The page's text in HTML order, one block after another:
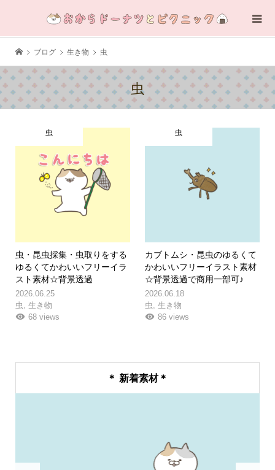
ブログ 生き物 虫
虫
虫
虫・昆虫採集・虫取りをする
ゆるくてかわいいフリーイラ
スト素材☆背景透過
2026.06.25
虫
生き物
68 views
虫
カブトムシ・昆虫のゆるくて
かわいいフリーイラスト素材
☆背景透過で商用一部可♪
2026.06.18
虫
,生き物
86 views
＊ 新着素材＊